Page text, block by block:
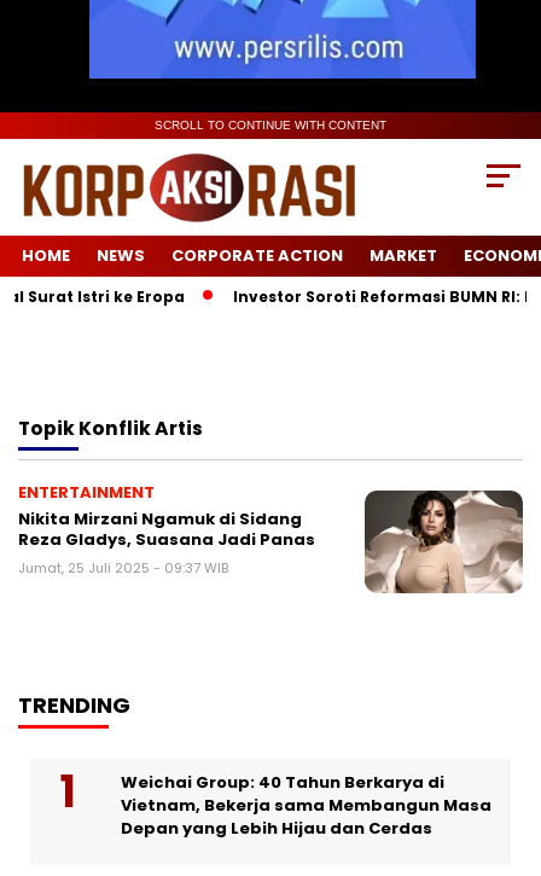
SCROLL TO CONTINUE WITH CONTENT
HOME NEWS CORPORATE ACTION MARKET
Surat Istri ke Eropa Investor Soroti Reformasi BUMN RI:
TopikKonflik Artis
ENTERTAINMENT
Nikita Mirzani Ngamuk di Sidang
Reza Gladys, Suasana Jadi Panas
Jumat, 25 Juli 2025 - 09:37 WIB
TRENDING
Weichai Group: 40 Tahun Berkarya di
Vietnam, Bekerja sama Membangun Masa
Depan yang Lebih Hijau dan Cerdas